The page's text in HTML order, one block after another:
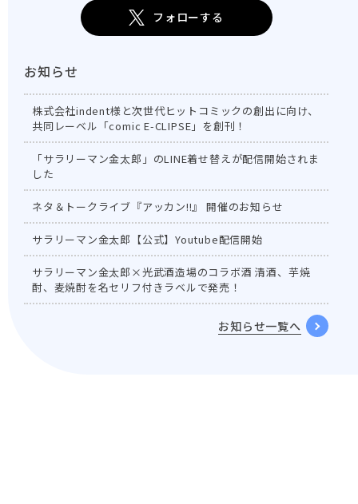
フォローする
お知らせ
株式会社indent様と次世代ヒットコミックの創出に向け、
共同レーベル「comic E-CLIPSE」を創刊！
「サラリーマン金太郎」のLINE着せ替えが配信開始されま
した
ネタ＆トークライブ『アッカン!!』 開催のお知らせ
サラリーマン金太郎【公式】Youtube配信開始
サラリーマン金太郎×光武酒造場のコラボ酒 清酒、芋焼
酎、麦焼酎を名セリフ付きラベルで発売！
お知らせ一覧へ